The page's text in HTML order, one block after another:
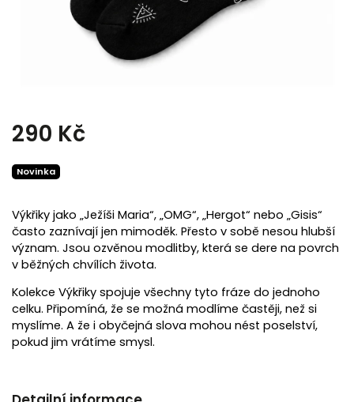
290 Kč
Výkřiky jako „Ježíši Maria“, „OMG“, „Hergot“ nebo „Gisis“
často zaznívají jen mimoděk. Přesto v sobě nesou hlubší
význam. Jsou ozvěnou modlitby, která se dere na povrch
v běžných chvílích života.
Kolekce Výkřiky spojuje všechny tyto fráze do jednoho
celku. Připomíná, že se možná modlíme častěji, než si
myslíme. A že i obyčejná slova mohou nést poselství,
pokud jim vrátíme smysl.
Novinka